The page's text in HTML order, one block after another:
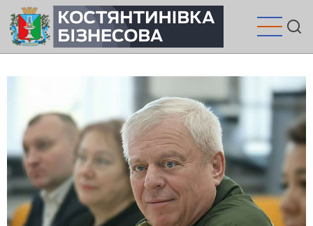
Перейти
до
основного